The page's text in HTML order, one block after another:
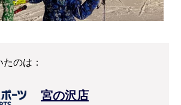
のは：
宮の沢店